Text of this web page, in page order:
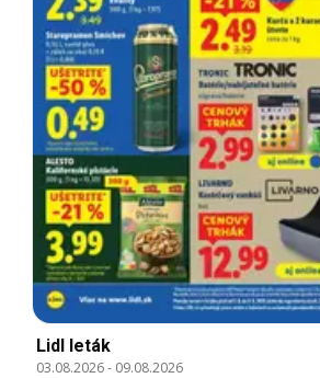
Lidl leták
03.08.2026- 09.08.2026